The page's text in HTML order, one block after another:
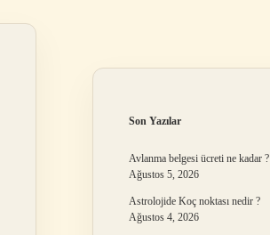
Son Yazılar
Avlanma belgesi ücreti ne kadar ?
Ağustos 5, 2026
Astrolojide Koç noktası nedir ?
Ağustos 4, 2026